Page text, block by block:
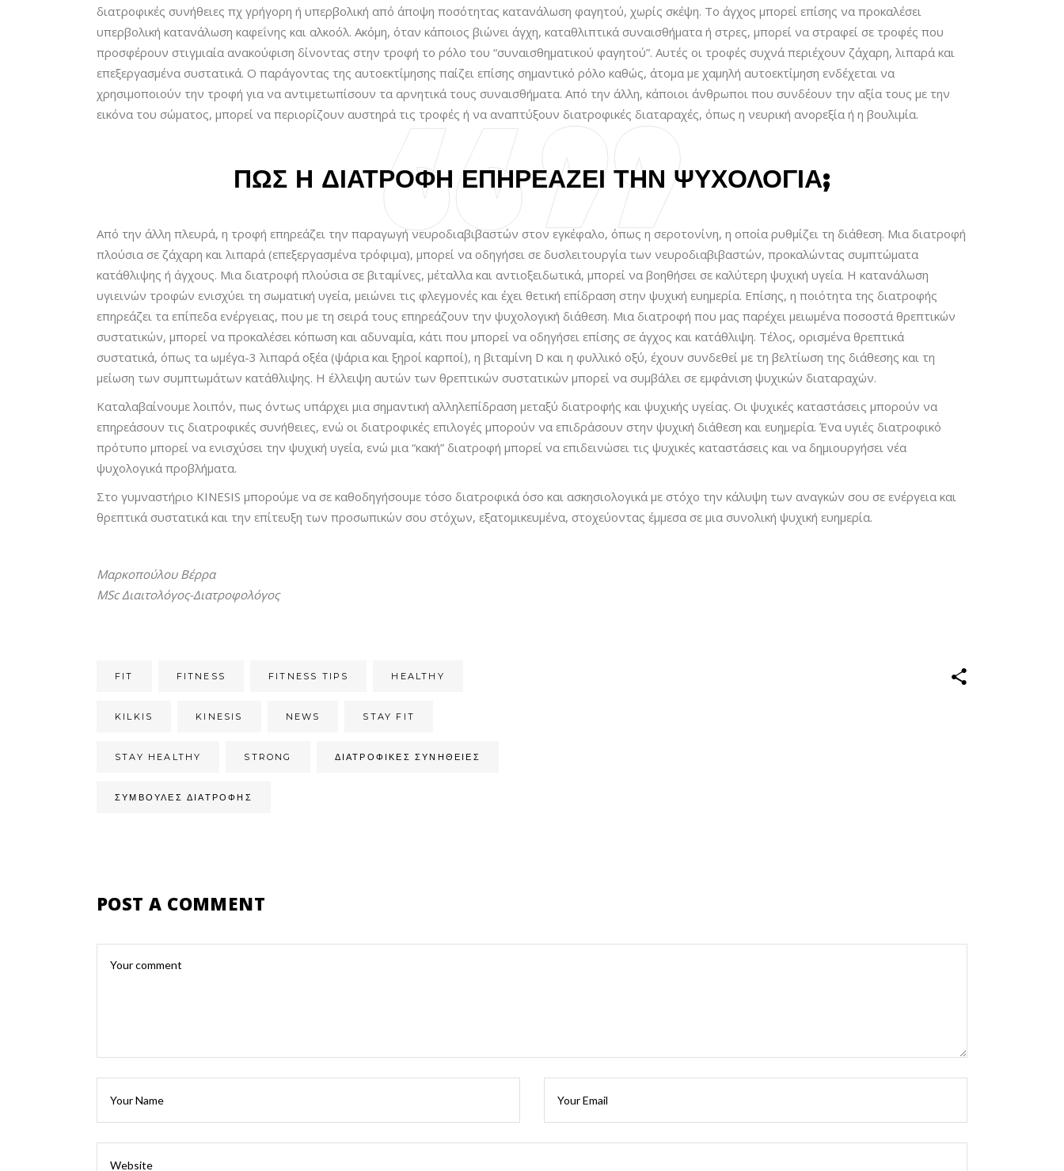
διατροφικές συνήθειες πχ γρήγορη ή υπερβολική από άποψη ποσότητας κατανάλωση φαγητού, χωρίς σκέψη. Το άγχος μπορεί επίσης να προκαλέσει
υπερβολική κατανάλωση καφεΐνης και αλκοόλ. Ακόμη, όταν κάποιος βιώνει άγχη, καταθλιπτικά συναισθήματα ή στρες, μπορεί να στραφεί σε τροφές που
προσφέρουν στιγμιαία ανακούφιση δίνοντας στην τροφή το ρόλο του “συναισθηματικού φαγητού”. Αυτές οι τροφές συχνά περιέχουν ζάχαρη, λιπαρά και
επεξεργασμένα συστατικά. Ο παράγοντας της αυτοεκτίμησης παίζει επίσης σημαντικό ρόλο καθώς, άτομα με χαμηλή αυτοεκτίμηση ενδέχεται να
χρησιμοποιούν την τροφή για να αντιμετωπίσουν τα αρνητικά τους συναισθήματα. Από την άλλη, κάποιοι άνθρωποι που συνδέουν την αξία τους με την
εικόνα του σώματος, μπορεί να περιορίζουν αυστηρά τις τροφές ή να αναπτύξουν διατροφικές διαταραχές, όπως η νευρική ανορεξία ή η βουλιμία.
ΠΩΣ Η ΔΙΑΤΡΟΦΉ ΕΠΗΡΕΆΖΕΙ ΤΗΝ ΨΥΧΟΛΟΓΊΑ;
Από την άλλη πλευρά, η τροφή επηρεάζει την παραγωγή νευροδιαβιβαστών στον εγκέφαλο, όπως η σεροτονίνη, η οποία ρυθμίζει τη διάθεση. Μια διατροφή
πλούσια σε ζάχαρη και λιπαρά (επεξεργασμένα τρόφιμα), μπορεί να οδηγήσει σε δυσλειτουργία των νευροδιαβιβαστών, προκαλώντας συμπτώματα
κατάθλιψης ή άγχους. Μια διατροφή πλούσια σε βιταμίνες, μέταλλα και αντιοξειδωτικά, μπορεί να βοηθήσει σε καλύτερη ψυχική υγεία. Η κατανάλωση
υγιεινών τροφών ενισχύει τη σωματική υγεία, μειώνει τις φλεγμονές και έχει θετική επίδραση στην ψυχική ευημερία. Επίσης, η ποιότητα της διατροφής
επηρεάζει τα επίπεδα ενέργειας, που με τη σειρά τους επηρεάζουν την ψυχολογική διάθεση. Μια διατροφή που μας παρέχει μειωμένα ποσοστά θρεπτικών
συστατικών, μπορεί να προκαλέσει κόπωση και αδυναμία, κάτι που μπορεί να οδηγήσει επίσης σε άγχος και κατάθλιψη. Τέλος, ορισμένα θρεπτικά
συστατικά, όπως τα ωμέγα-3 λιπαρά οξέα (ψάρια και ξηροί καρποί), η βιταμίνη D και η φυλλικό οξύ, έχουν συνδεθεί με τη βελτίωση της διάθεσης και τη
μείωση των συμπτωμάτων κατάθλιψης. Η έλλειψη αυτών των θρεπτικών συστατικών μπορεί να συμβάλει σε εμφάνιση ψυχικών διαταραχών.
Καταλαβαίνουμε λοιπόν, πως όντως υπάρχει μια σημαντική αλληλεπίδραση μεταξύ διατροφής και ψυχικής υγείας. Οι ψυχικές καταστάσεις μπορούν να
επηρεάσουν τις διατροφικές συνήθειες, ενώ οι διατροφικές επιλογές μπορούν να επιδράσουν στην ψυχική διάθεση και ευημερία. Ένα υγιές διατροφικό
πρότυπο μπορεί να ενισχύσει την ψυχική υγεία, ενώ μια “κακή” διατροφή μπορεί να επιδεινώσει τις ψυχικές καταστάσεις και να δημιουργήσει νέα
ψυχολογικά προβλήματα.
Στο γυμναστήριο KINESIS μπορούμε να σε καθοδηγήσουμε τόσο διατροφικά όσο και ασκησιολογικά με στόχο την κάλυψη των αναγκών σου σε ενέργεια και
θρεπτικά συστατικά και την επίτευξη των προσωπικών σου στόχων, εξατομικευμένα, στοχεύοντας έμμεσα σε μια συνολική ψυχική ευημερία.
Μαρκοπούλου Βέρρα
MSc Διαιτολόγος-Διατροφολόγος
FIT FITNESS FITNESS TIPS HEALTHY
KILKIS KINESIS NEWS STAY FIT
STAY HEALTHY STRONG ΔΙΑΤΡΟΦΙΚΈΣ ΣΥΝΉΘΕΙΕΣ
ΣΥΜΒΟΥΛΈΣ ΔΙΑΤΡΟΦΉΣ
POST A COMMENT